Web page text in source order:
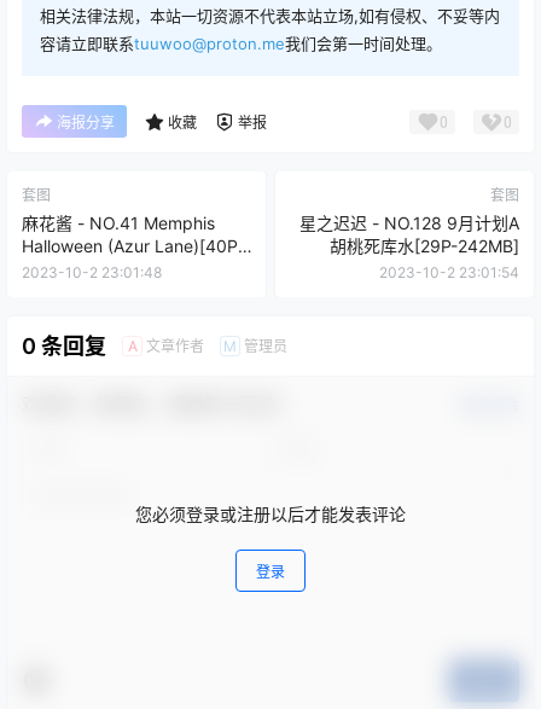
相关法律法规，本站一切资源不代表本站立场,如有侵权、不妥等内
容请立即联系tuuwoo@proton.me我们会第一时间处理。
海报分享 收藏 举报 0 0
套图
麻花酱 - NO.41 Memphis
Halloween (Azur Lane)[40P-
425MB]
2023-10-2 23:01:48
套图
星之迟迟 - NO.128 9月计划A
胡桃死库水[29P-242MB]
2023-10-2 23:01:54
0 条回复 A 文章作者 M 管理员
您必须登录或注册以后才能发表评论
登录